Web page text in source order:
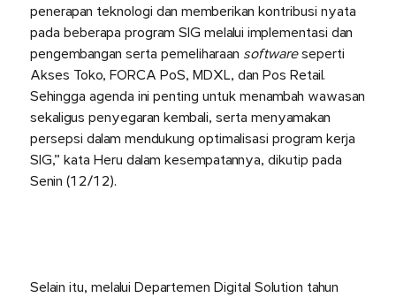
penerapan teknologi dan memberikan kontribusi nyata
pada beberapa program SIG melalui implementasi dan
pengembangan serta pemeliharaan softwareseperti
Akses Toko, FORCA PoS, MDXL, dan Pos Retail.
Sehingga agenda ini penting untuk menambah wawasan
sekaligus penyegaran kembali, serta menyamakan
persepsi dalam mendukung optimalisasi program kerja
SIG,” kata Heru dalam kesempatannya, dikutip pada
Senin (12/12).
Selain itu, melalui Departemen Digital Solution tahun